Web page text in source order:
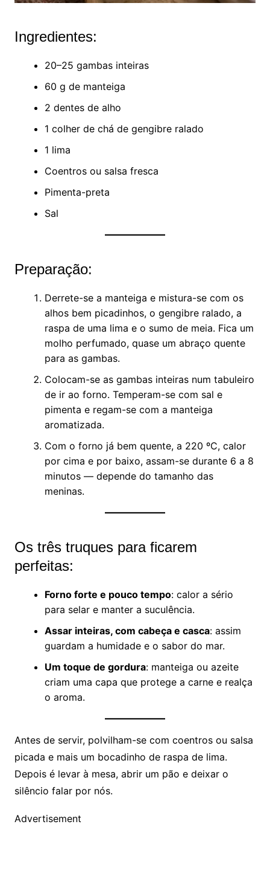
Ingredientes:
20–25 gambas inteiras
60 g de manteiga
2 dentes de alho
1 colher de chá de gengibre ralado
1 lima
Coentros ou salsa fresca
Pimenta-preta
Sal
Preparação:
Derrete-se a manteiga e mistura-se com os
alhos bem picadinhos, o gengibre ralado, a
raspa de uma lima e o sumo de meia. Fica um
molho perfumado, quase um abraço quente
para as gambas.
Colocam-se as gambas inteiras num tabuleiro
de ir ao forno. Temperam-se com sal e
pimenta e regam-se com a manteiga
aromatizada.
Com o forno já bem quente, a 220 ºC, calor
por cima e por baixo, assam-se durante 6 a 8
minutos — depende do tamanho das
meninas.
Os três truques para ficarem
perfeitas:
Forno forte e pouco tempo: calor a sério
para selar e manter a suculência.
Assar inteiras, com cabeça e casca: assim
guardam a humidade e o sabor do mar.
Um toque de gordura: manteiga ou azeite
criam uma capa que protege a carne e realça
o aroma.
Antes de servir, polvilham-se com coentros ou salsa
picada e mais um bocadinho de raspa de lima.
Depois é levar à mesa, abrir um pão e deixar o
silêncio falar por nós.
Advertisement